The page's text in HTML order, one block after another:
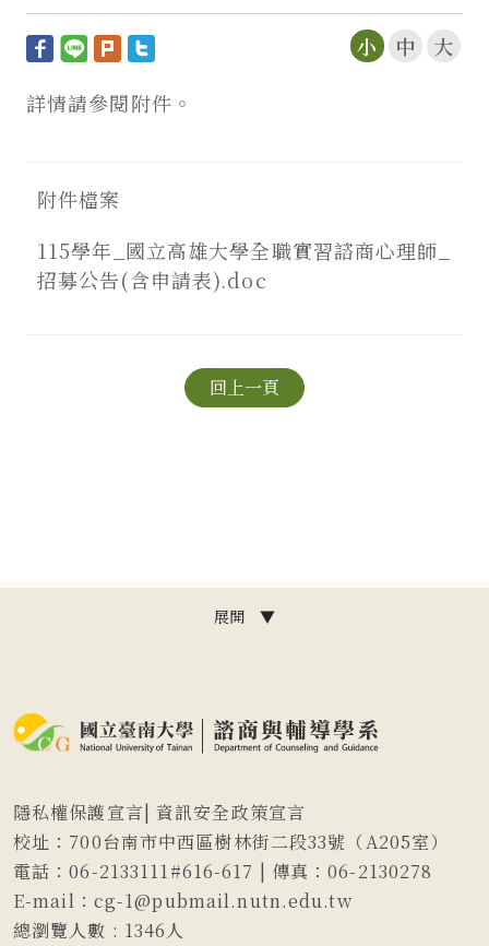
小 中 大
詳情請參閱附件。
附件檔案
115學年_國立高雄大學全職實習諮商心理師_
招募公告(含申請表).doc
展開 ▼
隱私權保護宣言|資訊安全政策宣言
校址：700台南市中西區樹林街二段33號（A205室）
電話：06-2133111#616-617 | 傳真：06-2130278
E-mail：cg-1@pubmail.nutn.edu.tw
總瀏覽人數 : 1346 人